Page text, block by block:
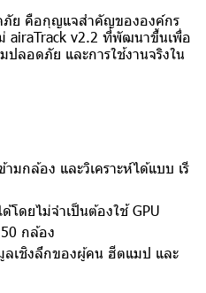
ย คือกุญแจสำคัญขององค์กร
airaTrack v2.2 ที่พัฒนาขึ้นเพื่อ
ลอดภัย และการใช้งานจริงใน
มกล้อง และวิเคราะห์ได้แบบ เรี
โดยไม่จำเป็นต้องใช้ GPU
กล้อง
เชิงลึกของผู้คน ฮีตแมป และ